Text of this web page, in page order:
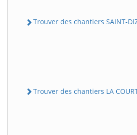
Trouver des chantiers SAINT-
Trouver des chantiers LA